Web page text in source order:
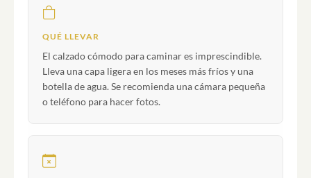
QUÉ LLEVAR
El calzado cómodo para caminar es imprescindible.
Lleva una capa ligera en los meses más fríos y una
botella de agua. Se recomienda una cámara pequeña
o teléfono para hacer fotos.